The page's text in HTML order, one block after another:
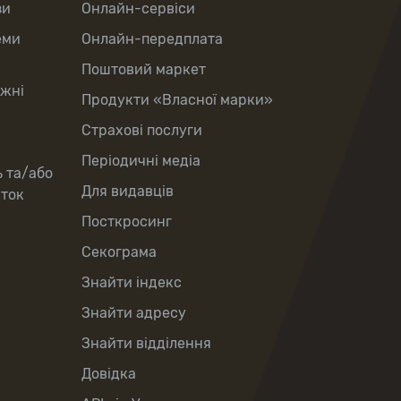
та/або
Онлайн-сервіси
Онлайн-передплата
Поштовий маркет
Продукти «Власної марки»
Страхові послуги
Періодичні медіа
Для видавців
Посткросинг
Секограма
Знайти індекс
Знайти адресу
Знайти відділення
Довідка